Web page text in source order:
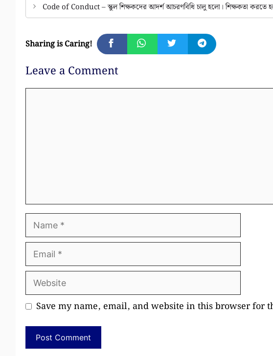
Code of Conduct – স্কুল শিক্ষকদের আদর্শ আচরণবিধি চালু হলো। শিক্ষকতা করতে
Sharing is Caring!
Leave a Comment
Name
Email
Website
Save my name, email, and website in this browser for